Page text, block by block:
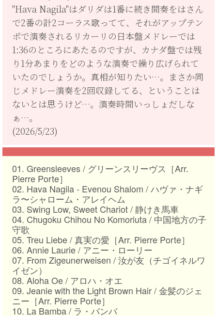
"Hava Nagila"はダリダは1番に続き間奏をはさん
で2番の計2コーラス歌ってて、それがアップテン
ポで演奏されるリカーリの日本盤メドレーでは
1:36のところにあたるのですが、カナダ盤では残
り1分あまりをどのような演奏で繰り広げられて
いたのでしょうか。真相が知りたい…。まさか同
じメドレー演奏を2回収録してる、ということは
ないとは思うけど…。演奏時間いっしょだしな
ぁ…。
(2026/5/23)
01. Greensleeves / グリーンスリーヴス［Arr.
Pierre Porte］
02. Hava Nagila - Evenou Shalom / ハヴァ・ナギ
ラ〜シャローム・アレイヘム
03. Swing Low, Sweet Chariot / 静けき馬車
04. Chugoku Chihou No Komoriuta / 中国地方の子
守歌
05. Treu Liebe / 真実の愛［Arr. Pierre Porte］
06. Annie Laurie / アニー・ローリー
07. From Zigeunerweisen / 汝が友（チゴイネルワ
イゼン）
08. Aloha Oe / アロハ・オエ
09. Jeanie with the Light Brown Hair / 金髪のジェ
ニー［Arr. Pierre Porte］
10. La Bamba / ラ・バンバ